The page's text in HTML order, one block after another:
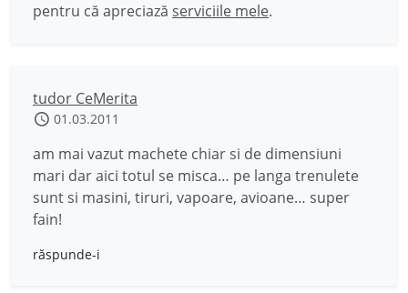
pentru că apreciază serviciile mele.
tudor CeMerita
01.03.2011
am mai vazut machete chiar si de dimensiuni
mari dar aici totul se misca… pe langa trenulete
sunt si masini, tiruri, vapoare, avioane… super
fain!
răspunde-i